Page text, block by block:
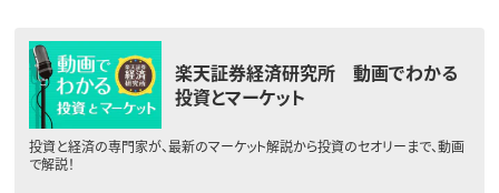
楽天証券経済研究所 動画でわかる
投資とマーケット
投資と経済の専門家が、最新のマーケット解説から投資のセオリーまで、動画
で解説！